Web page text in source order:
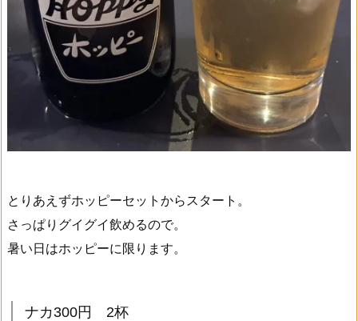
とりあえずホッピーセットからスタート。
さっぱりグイグイ飲めるので。
暑い日はホッピーに限ります。
ナカ300円 2杯